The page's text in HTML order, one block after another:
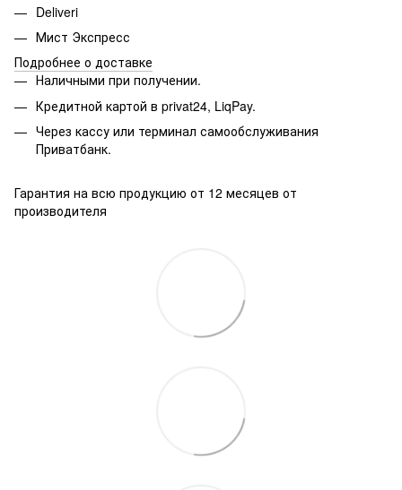
Deliveri
Мист Экспресс
Подробнее о доставке
Наличными при получении.
Кредитной картой в privat24, LiqPay.
Через кассу или терминал самообслуживания
Приватбанк.
Гарантия на всю продукцию от 12 месяцев от
производителя